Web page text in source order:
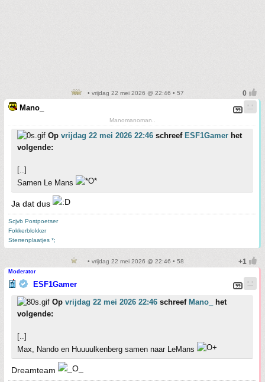
• vrijdag 22 mei 2026 @ 22:46 • 57
Mano_
Manomanoman..
Op vrijdag 22 mei 2026 22:46 schreef ESF1Gamer het
volgende:
[..]
Samen Le Mans
Ja dat dus
Scjvb Postpoetser
Fokkerblokker
Sterrenplaatjes *;
• vrijdag 22 mei 2026 @ 22:46 • 58
Moderator
ESF1Gamer
Op vrijdag 22 mei 2026 22:46 schreef Mano_
het
volgende:
[..]
Max, Nando en Huuuulkenberg samen naar LeMans
Dreamteam